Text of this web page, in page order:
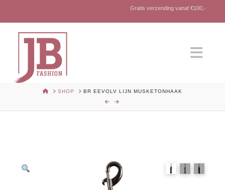
Gratis verzending vanaf €100,-
HOMESHOP BR EEVOLV LIJN MUSKETONHAAK